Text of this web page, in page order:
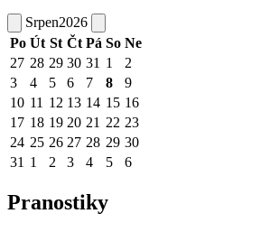
Srpen2026
Po Út St Čt Pá So Ne
27 28 29 30 31 1
2
3
4 5 6 7 8
9
10 11 12 13 14 15 16
17 18 19 20 21 22 23
24 25 26 27 28 29 30
31 1 2 3 4 5 6
Pranostiky